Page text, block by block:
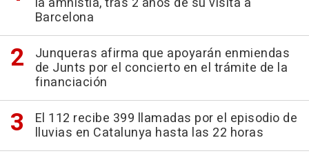
Barcelona
Junqueras afirma que apoyarán enmiendas
de Junts por el concierto en el trámite de la
financiación
El 112 recibe 399 llamadas por el episodio de
lluvias en Catalunya hasta las 22 horas